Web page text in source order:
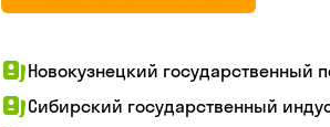
Новокузнецкий государственный
Сибирский государственный